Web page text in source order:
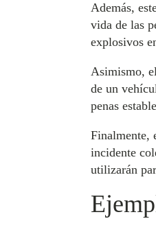
Además,
vida de las
explosivos
Asimismo,
de un
penas
Finalmente,
incidente
utilizarán